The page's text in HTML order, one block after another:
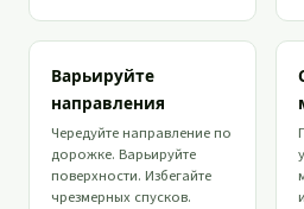
Варьируйте
направления
Чередуйте направление по
дорожке. Варьируйте
поверхности. Избегайте
чрезмерных спусков.